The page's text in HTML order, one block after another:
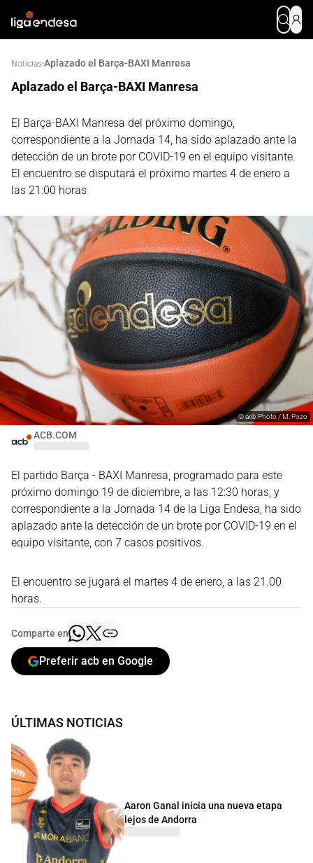
Noticias·Aplazado el Barça-BAXI Manresa
Aplazado el Barça-BAXI Manresa
El Barça-BAXI Manresa del próximo domingo,
correspondiente a la Jornada 14, ha sido aplazado ante la
detección de un brote por COVID-19 en el equipo visitante.
El encuentro se disputará el próximo martes 4 de enero a
las 21:00 horas
ACB.COM
©acb Photo / M. Pozo
El partido Barça - BAXI Manresa, programado para este
próximo domingo 19 de diciembre, a las 12:30 horas, y
correspondiente a la Jornada 14 de la Liga Endesa, ha sido
aplazado ante la detección de un brote por COVID-19 en el
equipo visitante, con 7 casos positivos.
El encuentro se jugará el martes 4 de enero, a las 21.00
horas.
Comparte en
Preferir acb en Google
ÚLTIMAS NOTICIAS
Aaron Ganal inicia una nueva etapa
lejos de Andorra